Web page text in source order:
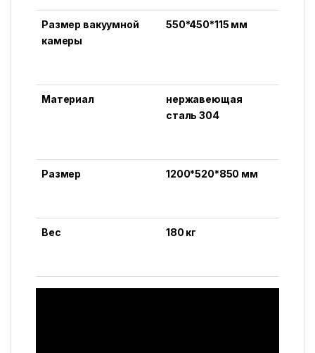
Размер вакуумной
камеры
550*450*115 мм
Материал
нержавеющая
сталь 304
Размер 1200*520*850 мм
Вес 180 кг